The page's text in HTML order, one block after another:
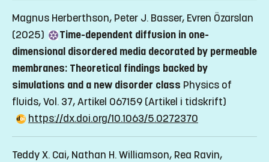
Magnus Herberthson, Peter J. Basser, Evren Özarslan
(2025)
Time-dependent diffusion in one-
dimensional disordered media decorated by permeable
membranes: Theoretical findings backed by
simulations and a new disorder class Physics of
fluids, Vol. 37, Artikel 067159 (Artikel i tidskrift)
https://dx.doi.org/10.1063/5.0272370
Teddy X. Cai, Nathan H. Williamson, Rea Ravin,